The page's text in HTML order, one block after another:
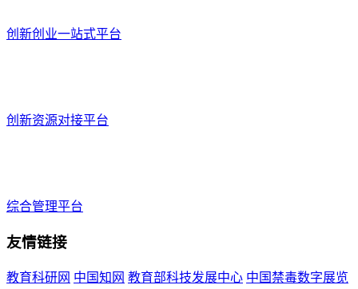
创新创业一站式平台
创新资源对接平台
综合管理平台
友情链接
教育科研网 中国知网 教育部科技发展中心 中国禁毒数字展览